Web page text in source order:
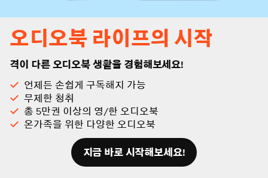
오디오북 라이프의 시작
격이 다른 오디오북 생활을 경험해보세요!
언제든 손쉽게 구독해지 가능
무제한 청취
총 5만권 이상의 영/한 오디오북
온가족을 위한 다양한 오디오북
지금 바로 시작해보세요!